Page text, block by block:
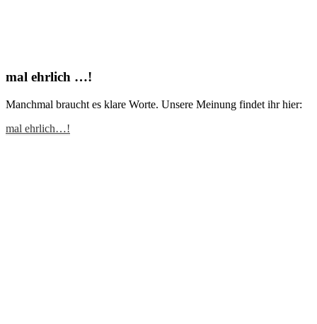
mal ehrlich …!
Manchmal braucht es klare Worte. Unsere Meinung findet ihr hier:
mal ehrlich…!